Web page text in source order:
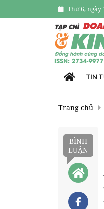
Thứ 6, ngày
TIN
Trang chủ
BÌNH
LUẬN